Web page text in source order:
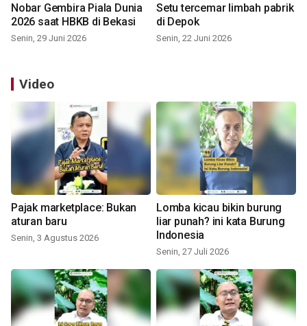
Nobar Gembira Piala Dunia
2026 saat HBKB di Bekasi
Senin, 29 Juni 2026
Setu tercemar limbah pabrik
di Depok
Senin, 22 Juni 2026
Video
Pajak marketplace: Bukan
aturan baru
Senin, 3 Agustus 2026
Lomba kicau bikin burung
liar punah? ini kata Burung
Indonesia
Senin, 27 Juli 2026